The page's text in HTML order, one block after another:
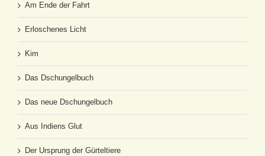
Am Ende der Fahrt
Erloschenes Licht
Kim
Das Dschungelbuch
Das neue Dschungelbuch
Aus Indiens Glut
Der Ursprung der Gürteltiere